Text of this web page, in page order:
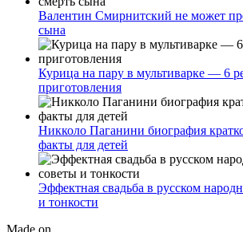
Валентин Смирнитский не может
сына
Курица на пару в мультиварке — 6
приготовления
Никколо Паганини биография
факты для детей
Эффектная свадьба в русском
и тонкости
Made on